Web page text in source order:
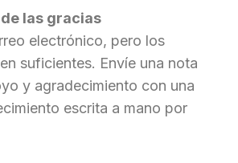
las gracias
electrónico, pero los
suficientes. Envíe una nota
y agradecimiento con una
escrita a mano por